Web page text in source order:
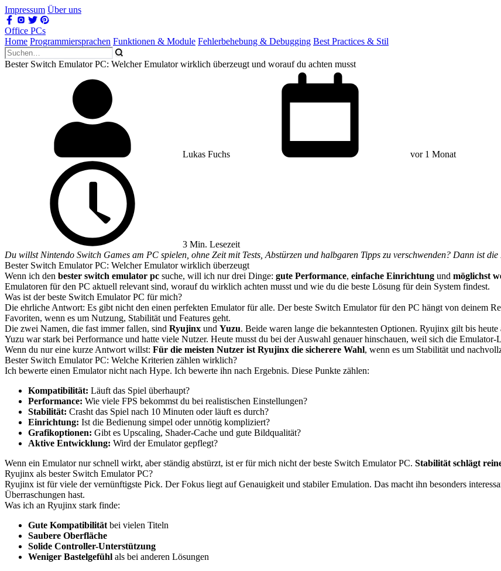
Impressum Über uns
Office PCs
Home Programmiersprachen Funktionen & Module Fehlerbehebung & Debugging Best Practices & Stil
Bester Switch Emulator PC: Welcher Emulator wirklich überzeugt und worauf du achten musst
Lukas Fuchs vor 1 Monat
3 Min. Lesezeit
Du willst Nintendo Switch Games am PC spielen, ohne Zeit mit Tests, Abstürzen und halbgaren Tipps zu verschwenden? Dann ist
Bester Switch Emulator PC: Welcher Emulator wirklich überzeugt
Wenn ich den bester switch emulator pc suche, will ich nur drei Dinge: gute Performance, einfache Einrichtung und möglichst
Emulatoren für den PC aktuell relevant sind, worauf du wirklich achten musst und wie du die beste Lösung für dein System findest.
Was ist der beste Switch Emulator PC für mich?
Die ehrliche Antwort: Es gibt nicht den einen perfekten Emulator für alle. Der beste Switch Emulator für den PC hängt von deinem
Favoriten, wenn es um Nutzung, Stabilität und Features geht.
Die zwei Namen, die fast immer fallen, sind Ryujinx und Yuzu. Beide waren lange die bekanntesten Optionen. Ryujinx gilt bis
Yuzu war stark bei Performance und hatte viele Nutzer. Heute musst du bei der Auswahl genauer hinschauen, weil sich die Emulator-
Wenn du nur eine kurze Antwort willst: Für die meisten Nutzer ist Ryujinx die sicherere Wahl, wenn es um Stabilität und
Bester Switch Emulator PC: Welche Kriterien zählen wirklich?
Ich bewerte einen Emulator nicht nach Hype. Ich bewerte ihn nach Ergebnis. Diese Punkte zählen:
Kompatibilität: Läuft das Spiel überhaupt?
Performance: Wie viele FPS bekommst du bei realistischen Einstellungen?
Stabilität: Crasht das Spiel nach 10 Minuten oder läuft es durch?
Einrichtung: Ist die Bedienung simpel oder unnötig kompliziert?
Grafikoptionen: Gibt es Upscaling, Shader-Cache und gute Bildqualität?
Aktive Entwicklung: Wird der Emulator gepflegt?
Wenn ein Emulator nur schnell wirkt, aber ständig abstürzt, ist er für mich nicht der beste Switch Emulator PC. Stabilität schlägt
Ryujinx als bester Switch Emulator PC?
Ryujinx ist für viele der vernünftigste Pick. Der Fokus liegt auf Genauigkeit und stabiler Emulation. Das macht ihn besonders
Überraschungen hast.
Was ich an Ryujinx stark finde:
Gute Kompatibilität bei vielen Titeln
Saubere Oberfläche
Solide Controller-Unterstützung
Weniger Bastelgefühl als bei anderen Lösungen